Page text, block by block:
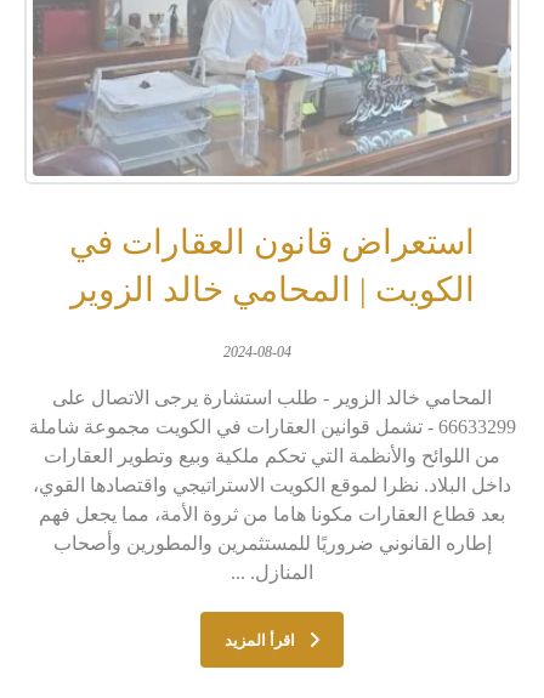
استعراض قانون العقارات في
الكويت | المحامي خالد الزوير
2024-08-04
المحامي خالد الزوير - طلب استشارة يرجى الاتصال على
66633299 - تشمل قوانين العقارات في الكويت مجموعة شاملة
من اللوائح والأنظمة التي تحكم ملكية وبيع وتطوير العقارات
داخل البلاد. نظرا لموقع الكويت الاستراتيجي واقتصادها القوي،
بعد قطاع العقارات مكونا هاما من ثروة الأمة، مما يجعل فهم
إطاره القانوني ضروريًا للمستثمرين والمطورين وأصحاب
المنازل. ...
اقرأ المزيد